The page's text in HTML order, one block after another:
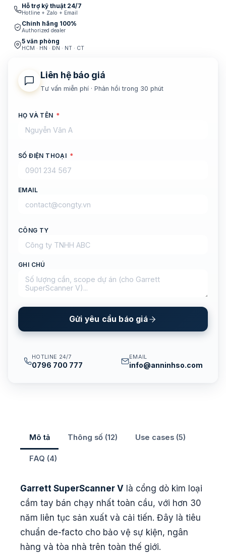
Hỗ trợ kỹ thuật 24/7
Hotline + Zalo + Email
Chính hãng 100%
Authorized dealer
5 văn phòng
HCM · HN · ĐN · NT · CT
Liên hệ báo giá
Tư vấn miễn phí · Phản hồi trong 30 phút
HỌ VÀ TÊN *
SỐ ĐIỆN THOẠI *
EMAIL
CÔNG TY
GHI CHÚ
Gửi yêu cầu báo giá
HOTLINE 24/7
0796 700 777
EMAIL
info@anninhso.com
Mô tả Thông số (12) Use cases (5)
FAQ (4)
Garrett SuperScanner V là cổng dò kim loại
cầm tay bán chạy nhất toàn cầu, với hơn 30
năm liên tục sản xuất và cải tiến. Đây là tiêu
chuẩn de-facto cho bảo vệ sự kiện, ngân
hàng và tòa nhà trên toàn thế giới.